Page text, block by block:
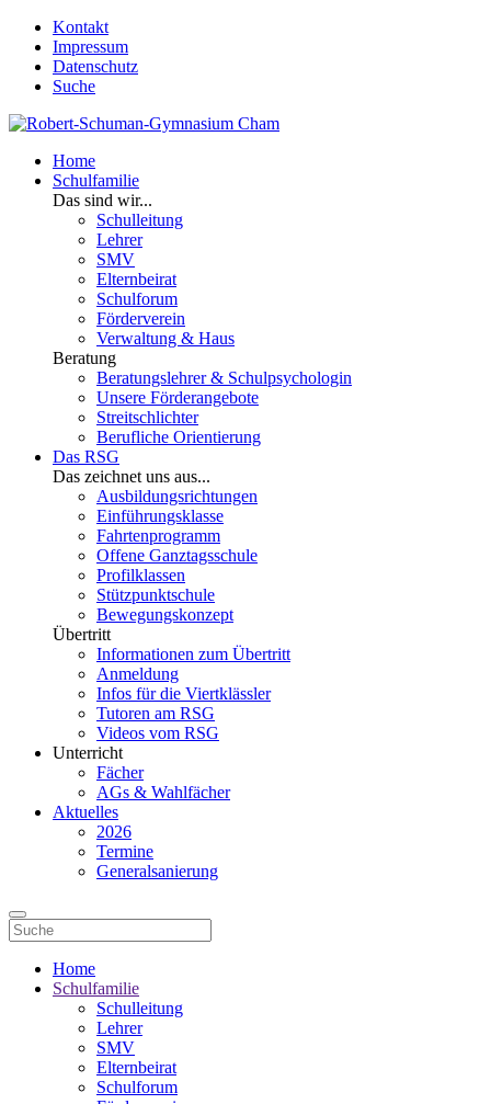
Kontakt
Impressum
Datenschutz
Suche
Home
Schulfamilie
Das sind wir...
Schulleitung
Lehrer
SMV
Elternbeirat
Schulforum
Förderverein
Verwaltung & Haus
Beratung
Beratungslehrer & Schulpsychologin
Unsere Förderangebote
Streitschlichter
Berufliche Orientierung
Das RSG
Das zeichnet uns aus...
Ausbildungsrichtungen
Einführungsklasse
Fahrtenprogramm
Offene Ganztagsschule
Profilklassen
Stützpunktschule
Bewegungskonzept
Übertritt
Informationen zum Übertritt
Anmeldung
Infos für die Viertklässler
Tutoren am RSG
Videos vom RSG
Unterricht
Fächer
AGs & Wahlfächer
Aktuelles
2026
Termine
Generalsanierung
Home
Schulfamilie
Schulleitung
Lehrer
SMV
Elternbeirat
Schulforum